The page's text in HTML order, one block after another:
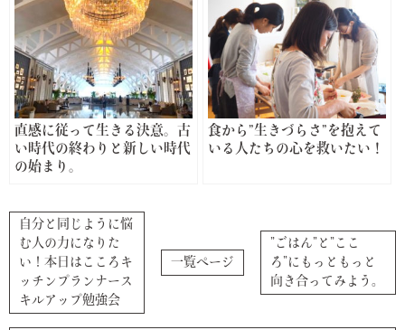
直感に従って生きる決意。古
い時代の終わりと新しい時代
の始まり。
食から”生きづらさ”を抱えて
いる人たちの心を救いたい！
自分と同じように悩
む人の力になりた
い！本日はこころキ
ッチンプランナース
キルアップ勉強会
一覧ページ
”ごはん”と”ここ
ろ”にもっともっと
向き合ってみよう。